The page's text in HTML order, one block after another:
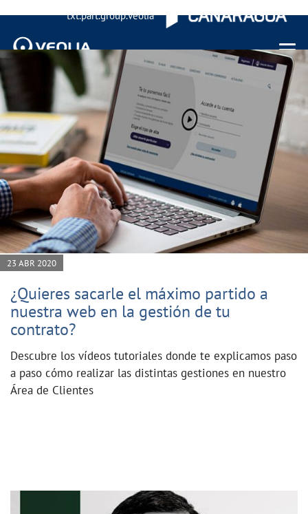
txt.part.group.veolia
Menu
23 ABR 2020
¿Quieres sacarle el máximo partido a
nuestra web en la gestión de tu
contrato?
Descubre los vídeos tutoriales donde te explicamos paso
a paso cómo realizar las distintas gestiones en nuestro
Área de Clientes